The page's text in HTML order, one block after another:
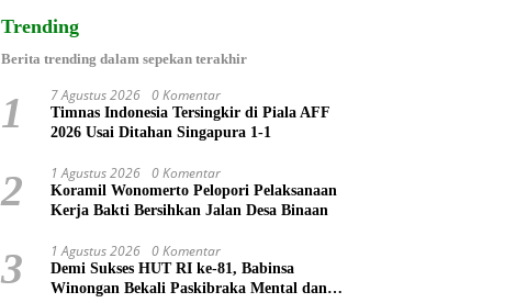
Trending
Berita trending dalam sepekan terakhir
1 7 Agustus 2026 0 Komentar
Timnas Indonesia Tersingkir di Piala AFF
2026 Usai Ditahan Singapura 1-1
2 1 Agustus 2026 0 Komentar
Koramil Wonomerto Pelopori Pelaksanaan
Kerja Bakti Bersihkan Jalan Desa Binaan
3 1 Agustus 2026 0 Komentar
Demi Sukses HUT RI ke-81, Babinsa
Winongan Bekali Paskibraka Mental dan